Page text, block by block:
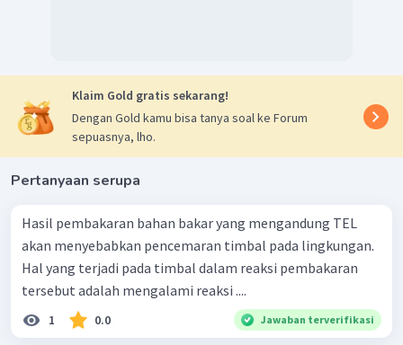
Klaim Gold gratis sekarang!
Dengan Gold kamu bisa tanya soal ke Forum
sepuasnya, lho.
Pertanyaan serupa
Hasil pembakaran bahan bakar yang mengandung TEL
akan menyebabkan pencemaran timbal pada lingkungan.
Hal yang terjadi pada timbal dalam reaksi pembakaran
tersebut adalah mengalami reaksi ....
1 0.0 Jawaban terverifikasi